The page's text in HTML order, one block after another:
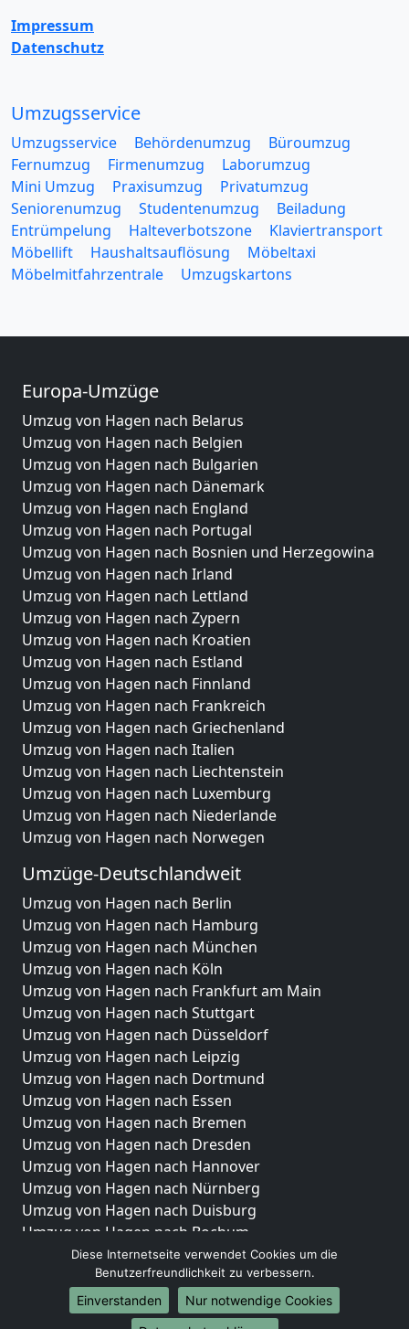
Impressum
Datenschutz
Umzugsservice
Umzugsservice Behördenumzug
Büroumzug
Fernumzug
Firmenumzug
Laborumzug
Mini Umzug
Praxisumzug
Privatumzug
Seniorenumzug
Studentenumzug
Beiladung
Entrümpelung
Halteverbotszone
Klaviertransport
Möbellift
Haushaltsauflösung
Möbeltaxi
Möbelmitfahrzentrale
Umzugskartons
Europa-Umzüge
Umzug von Hagen nach Belarus
Umzug von Hagen nach Belgien
Umzug von Hagen nach Bulgarien
Umzug von Hagen nach Dänemark
Umzug von Hagen nach England
Umzug von Hagen nach Portugal
Umzug von Hagen nach Bosnien und Herzegowina
Umzug von Hagen nach Irland
Umzug von Hagen nach Lettland
Umzug von Hagen nach Zypern
Umzug von Hagen nach Kroatien
Umzug von Hagen nach Estland
Umzug von Hagen nach Finnland
Umzug von Hagen nach Frankreich
Umzug von Hagen nach Griechenland
Umzug von Hagen nach Italien
Umzug von Hagen nach Liechtenstein
Umzug von Hagen nach Luxemburg
Umzug von Hagen nach Niederlande
Umzug von Hagen nach Norwegen
Umzüge-Deutschlandweit
Umzug von Hagen nach Berlin
Umzug von Hagen nach Hamburg
Umzug von Hagen nach München
Umzug von Hagen nach Köln
Umzug von Hagen nach Frankfurt am Main
Umzug von Hagen nach Stuttgart
Umzug von Hagen nach Düsseldorf
Umzug von Hagen nach Leipzig
Umzug von Hagen nach Dortmund
Umzug von Hagen nach Essen
Umzug von Hagen nach Bremen
Umzug von Hagen nach Dresden
Umzug von Hagen nach Hannover
Umzug von Hagen nach Nürnberg
Umzug von Hagen nach Duisburg
Umzug von Hagen nach Bochum
Umzug von Hagen nach Wuppertal
Umzug von Hagen nach Bielefeld
Umzug von Hagen nach Bonn
Umzug von Hagen nach Münster
Diese Internetseite verwendet Cookies um die
Benutzerfreundlichkeit zu verbessern.
Einverstanden
Nur notwendige Cookies